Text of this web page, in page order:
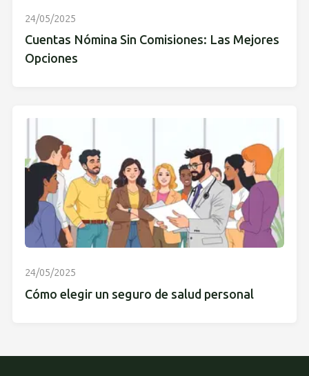
24/05/2025
Cuentas Nómina Sin Comisiones: Las Mejores
Opciones
24/05/2025
Cómo elegir un seguro de salud personal